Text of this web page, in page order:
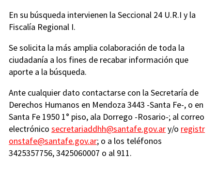
En su búsqueda intervienen la Seccional 24 U.R.I y la
Fiscalía Regional I.
Se solicita la más amplia colaboración de toda la
ciudadanía a los fines de recabar información que
aporte a la búsqueda.
Ante cualquier dato contactarse con la Secretaría de
Derechos Humanos en Mendoza 3443 -Santa Fe-, o en
Santa Fe 1950 1° piso, ala Dorrego -Rosario-; al correo
electrónico secretariaddhh@santafe.gov.ary/o registr
onstafe@santafe.gov.ar; o a los teléfonos
3425357756, 3425060007 o al 911.